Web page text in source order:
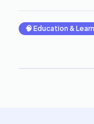
🧠 Education &